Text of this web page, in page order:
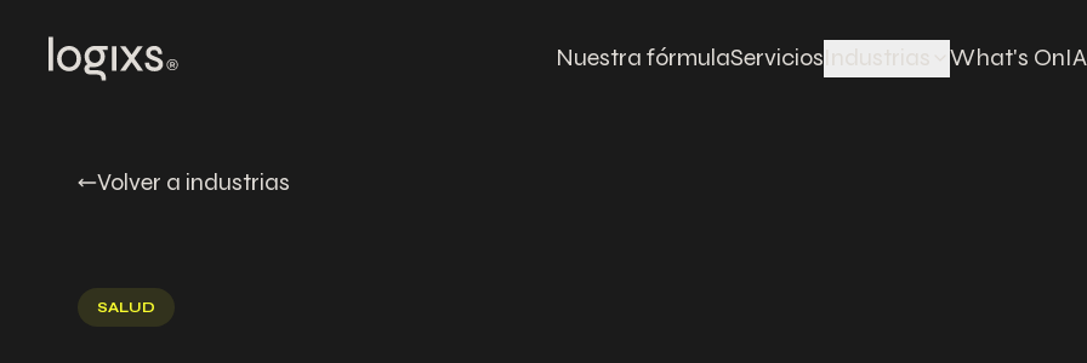
Nuestra fórmulaServicios What's On
Volver a industrias
SALUD